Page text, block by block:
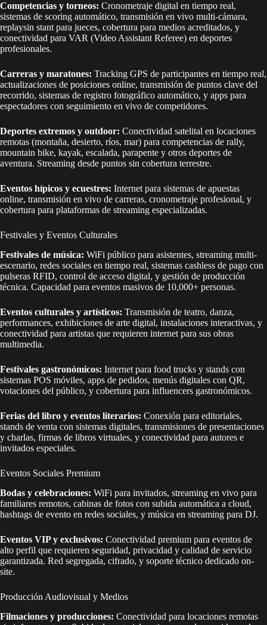
Competencias y torneos: Cronometraje digital en tiempo real,
sistemas de scoring automático, transmisión en vivo multi-cámara,
replaysin stant para jueces, cobertura para medios acreditados, y
conectividad para VAR (Video Assistant Referee) en deportes
profesionales.
Carreras y maratones: Tracking GPS de participantes en tiempo real,
actualizaciones de posiciones online, transmisión de puntos clave del
recorrido, sistemas de registro fotográfico automático, y apps para
espectadores con seguimiento en vivo de competidores.
Deportes extremos y outdoor: Conectividad satelital en locaciones
remotas (montaña, desierto, ríos, mar) para competencias de rally,
mountain bike, kayak, escalada, parapente y otros deportes de
aventura. Streaming desde puntos sin cobertura terrestre.
Eventos hípicos y ecuestres: Internet para sistemas de apuestas
online, transmisión en vivo de carreras, cronometraje profesional, y
cobertura para plataformas de streaming especializadas.
Festivales y Eventos Culturales
Festivales de música: WiFi público para asistentes, streaming multi-
escenario, redes sociales en tiempo real, sistemas cashless de pago con
pulseras RFID, control de acceso digital, y gestión de producción
técnica. Capacidad para eventos masivos de 10,000+ personas.
Eventos culturales y artísticos: Transmisión de teatro, danza,
performances, exhibiciones de arte digital, instalaciones interactivas, y
conectividad para artistas que requieren internet para sus obras
multimedia.
Festivales gastronómicos: Internet para food trucks y stands con
sistemas POS móviles, apps de pedidos, menús digitales con QR,
votaciones del público, y cobertura para influencers gastronómicos.
Ferias del libro y eventos literarios: Conexión para editoriales,
stands de venta con sistemas digitales, transmisiones de presentaciones
y charlas, firmas de libros virtuales, y conectividad para autores e
invitados especiales.
Eventos Sociales Premium
Bodas y celebraciones: WiFi para invitados, streaming en vivo para
familiares remotos, cabinas de fotos con subida automática a cloud,
hashtags de evento en redes sociales, y música en streaming para DJ.
Eventos VIP y exclusivos: Conectividad premium para eventos de
alto perfil que requieren seguridad, privacidad y calidad de servicio
garantizada. Red segregada, cifrado, y soporte técnico dedicado on-
site.
Producción Audiovisual y Medios
Filmaciones y producciones: Conectividad para locaciones remotas